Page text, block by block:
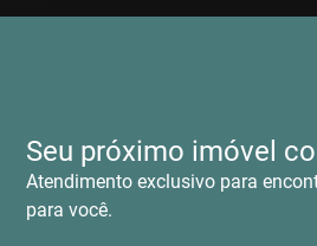
Seu próximo imóvel
Atendimento exclusivo para
para você.